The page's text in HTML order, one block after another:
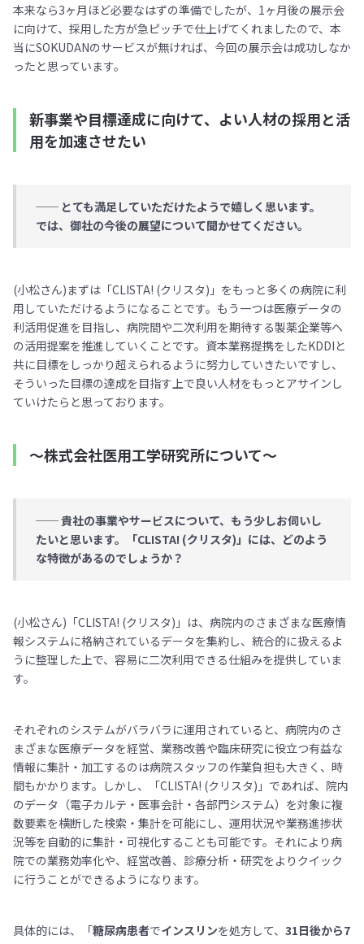
本来なら3ヶ月ほど必要なはずの準備でしたが、1ヶ月後の展示会
に向けて、採用した方が急ピッチで仕上げてくれましたので、本
当にSOKUDANのサービスが無ければ、今回の展示会は成功しなか
ったと思っています。
新事業や目標達成に向けて、よい人材の採用と活
用を加速させたい
── とても満足していただけたようで嬉しく思います。
では、御社の今後の展望について聞かせてください。
(小松さん)まずは「CLISTA! (クリスタ)」をもっと多くの病院に利
用していただけるようになることです。もう一つは医療データの
利活用促進を目指し、病院間や二次利用を期待する製薬企業等へ
の活用提案を推進していくことです。資本業務提携をしたKDDIと
共に目標をしっかり超えられるように努力していきたいですし、
そういった目標の達成を目指す上で良い人材をもっとアサインし
ていけたらと思っております。
〜株式会社医用工学研究所について〜
── 貴社の事業やサービスについて、もう少しお伺いし
たいと思います。「CLISTA! (クリスタ)」には、どのよう
な特徴があるのでしょうか？
(小松さん)「CLISTA! (クリスタ)」は、病院内のさまざまな医療情
報システムに格納されているデータを集約し、統合的に扱えるよ
うに整理した上で、容易に二次利用できる仕組みを提供していま
す。
それぞれのシステムがバラバラに運用されていると、病院内のさ
まざまな医療データを経営、業務改善や臨床研究に役立つ有益な
情報に集計・加工するのは病院スタッフの作業負担も大きく、時
間もかかります。しかし、「CLISTA! (クリスタ)」であれば、院内
のデータ（電子カルテ・医事会計・各部門システム）を対象に複
数要素を横断した検索・集計を可能にし、運用状況や業務進捗状
況等を自動的に集計・可視化することも可能です。それにより病
院での業務効率化や、経営改善、診療分析・研究をよりクイック
に行うことができるようになります。
具体的には、「糖尿病患者でインスリンを処方して、 31日後から7